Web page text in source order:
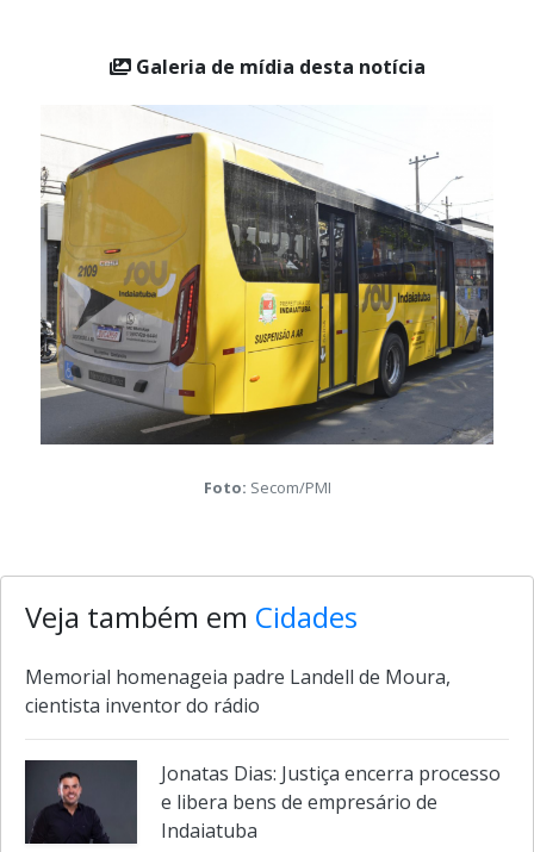
Veja também em Cidades
Memorial homenageia padre Landell de Moura,
Jonatas Dias: Justiça encerra processo
e libera bens de empresário de